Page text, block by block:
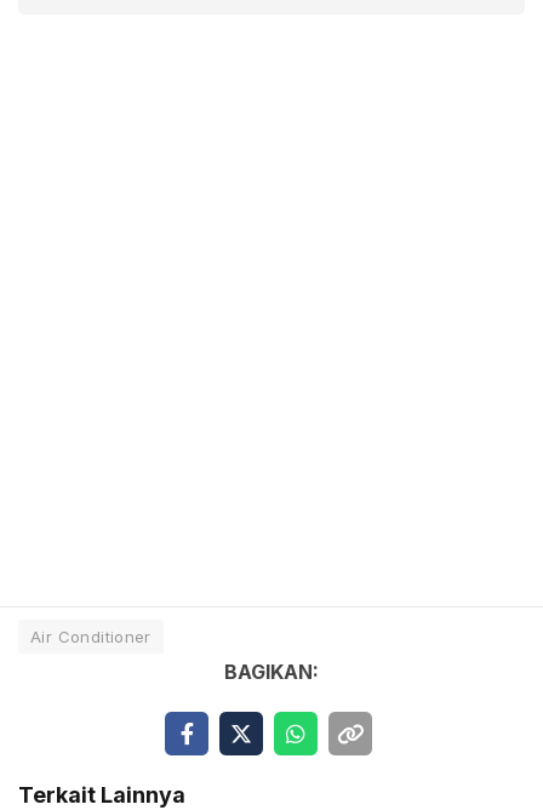
Air Conditioner
BAGIKAN:
Terkait Lainnya